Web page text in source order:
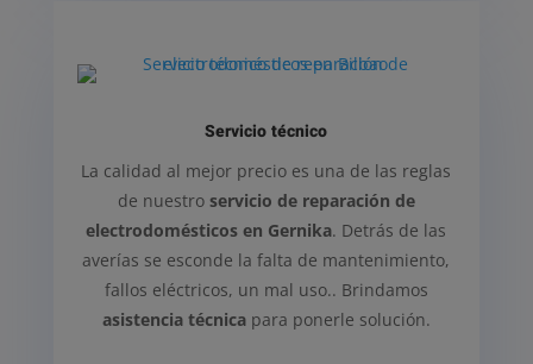
Servicio técnico
La calidad al mejor precio es una de las reglas
de nuestro servicio de reparación de
electrodomésticos en Gernika. Detrás de las
averías se esconde la falta de mantenimiento,
fallos eléctricos, un mal uso.. Brindamos
asistencia técnica para ponerle solución.